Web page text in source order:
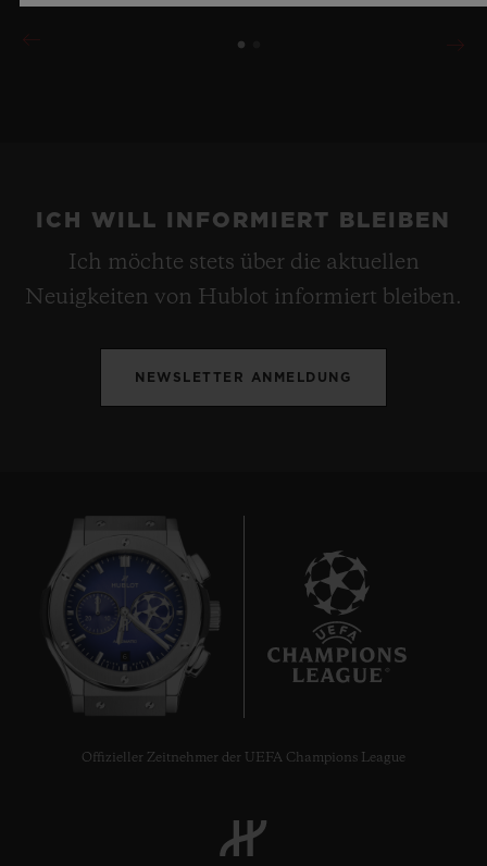
ICH WILL INFORMIERT BLEIBEN
Ich möchte stets über die aktuellen
Neuigkeiten von Hublot informiert bleiben.
NEWSLETTER ANMELDUNG
Offizieller Zeitnehmer der UEFA Champions League